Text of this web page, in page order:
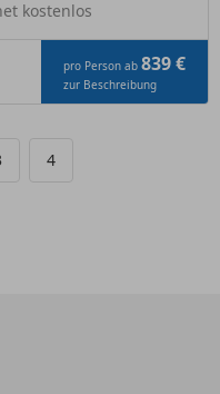
kostenlos
pro Person ab 839 €
zur Beschreibung
4